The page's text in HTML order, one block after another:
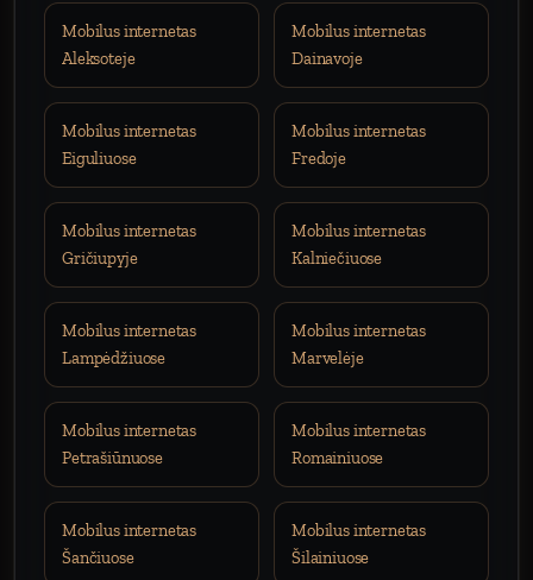
Mobilus internetas
Aleksoteje
Mobilus internetas
Dainavoje
Mobilus internetas
Eiguliuose
Mobilus internetas
Fredoje
Mobilus internetas
Gričiupyje
Mobilus internetas
Kalniečiuose
Mobilus internetas
Lampėdžiuose
Mobilus internetas
Marvelėje
Mobilus internetas
Petrašiūnuose
Mobilus internetas
Romainiuose
Mobilus internetas
Šančiuose
Mobilus internetas
Šilainiuose